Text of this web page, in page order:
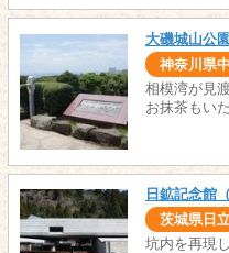
大磯城山公園
神奈川県
相模湾が見
お抹茶もい
日鉱記念館
茨城県日
坑内を再現